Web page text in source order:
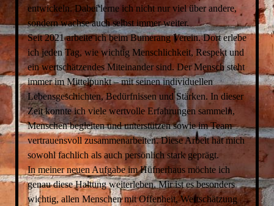
entwickeln. Dabei lerne ich nicht nur viel über andere,
sondern wachse auch selbst immer weiter.
Seit 2021 arbeite ich beim Bumerang Verein. Dort erlebe
ich jeden Tag, wie wichtig Menschlichkeit, Respekt und
ein wertschätzendes Miteinander sind. Der Mensch steht
immer im Mittelpunkt – mit seinen individuellen
Lebensgeschichten, Bedürfnissen und Stärken. In dieser
Zeit konnte ich viele wertvolle Erfahrungen sammeln,
Menschen begleiten und unterstützen sowie im Team
vertrauensvoll zusammenarbeiten. Diese Arbeit hat mich
sowohl fachlich als auch persönlich stark geprägt.
In meiner neuen Aufgabe im Hüfnerhaus möchte ich
genau diese Haltung weiterleben. Mir ist es besonders
wichtig, allen Menschen mit Offenheit, Wertschätzung